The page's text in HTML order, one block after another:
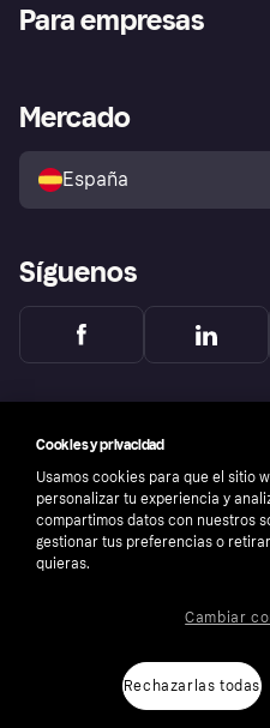
Inicio de sesión
Directorio de tiendas
Política de protección al
comprador de Klarna
Reclamaciones
Para empresas
Acceso empresas
Mercado
España
Síguenos
Número de empresa: 556737-0431
Aviso Sobre
Cookies y privacidad
Usamos cookies para que el sitio
personalizar tu experiencia y
compartimos datos con nuestros
gestionar tus preferencias o
quieras.
Rechazarlas todas
Cambiar